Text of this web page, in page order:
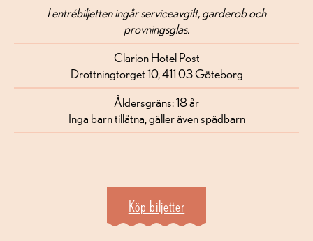
I entrébiljetten ingår serviceavgift, garderob och
provningsglas.
Clarion Hotel Post
Drottningtorget 10, 411 03 Göteborg
Åldersgräns: 18 år
Inga barn tillåtna, gäller även spädbarn
Köp biljetter